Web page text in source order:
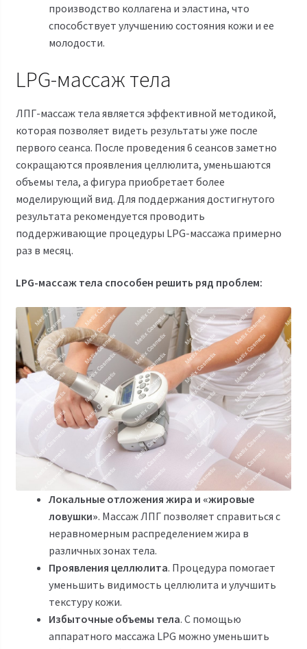
производство коллагена и эластина, что
способствует улучшению состояния кожи и ее
молодости.
LPG-массаж тела
ЛПГ-массаж тела является эффективной методикой,
которая позволяет видеть результаты уже после
первого сеанса. После проведения 6 сеансов заметно
сокращаются проявления целлюлита, уменьшаются
объемы тела, а фигура приобретает более
моделирующий вид. Для поддержания достигнутого
результата рекомендуется проводить
поддерживающие процедуры LPG-массажа примерно
раз в месяц.
LPG-массаж тела способен решить ряд проблем:
Локальные отложения жира и «жировые
ловушки». Массаж ЛПГ позволяет справиться с
неравномерным распределением жира в
различных зонах тела.
Проявления целлюлита. Процедура помогает
уменьшить видимость целлюлита и улучшить
текстуру кожи.
Избыточные объемы тела. С помощью
аппаратного массажа LPG можно уменьшить